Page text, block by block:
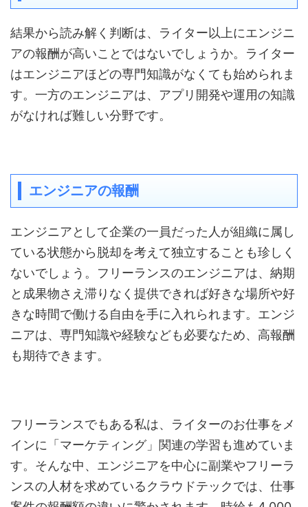
結果から読み解く判断は、ライター以上にエンジニ
アの報酬が高いことではないでしょうか。ライター
はエンジニアほどの専門知識がなくても始められま
す。一方のエンジニアは、アプリ開発や運用の知識
がなければ難しい分野です。
エンジニアの報酬
エンジニアとして企業の一員だった人が組織に属し
ている状態から脱却を考えて独立することも珍しく
ないでしょう。フリーランスのエンジニアは、納期
と成果物さえ滞りなく提供できれば好きな場所や好
きな時間で働ける自由を手に入れられます。エンジ
ニアは、専門知識や経験なども必要なため、高報酬
も期待できます。
フリーランスでもある私は、ライターのお仕事をメ
インに「マーケティング」関連の学習も進めていま
す。そんな中、エンジニアを中心に副業やフリーラ
ンスの人材を求めているクラウドテックでは、仕事